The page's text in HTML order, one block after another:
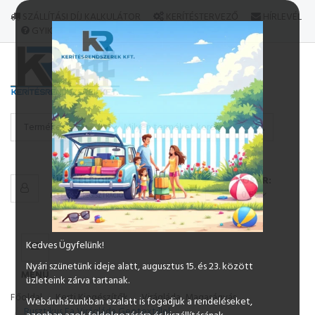
Kedves Ügyfelünk!
Nyári szünetünk ideje alatt, augusztus 15. és 23. között
üzleteink zárva tartanak.
Webáruházunkban ezalatt is fogadjuk a rendeléseket,
SZÁLLÍTÁSI DÍJ KALKULÁTOR KERÍTÉSTERVEZŐ
HÍRLEVÉL
ÜGYFÉLFIÓK
BELÉPÉS /REGISZTRÁCIÓ
0
KOSÁR:
0 Ft
MENÜ
MINDEN
Főoldal Kerti Kiegészítők
Virágláda, Magaságyás